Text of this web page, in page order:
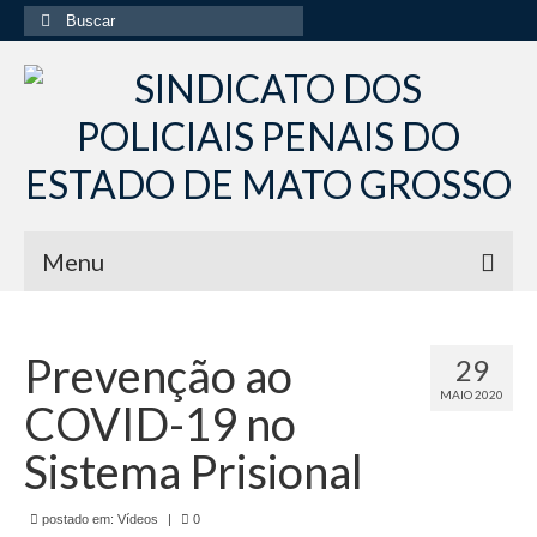
Buscar
por:
Menu
Institucional
Diretoria Sindsppen
Histórico do Sindsppen
Histórico do Sistema Penitenciário do Estado
29
MAIO 2020
Prevenção ao
COVID-19 no
Sistema Prisional
postado em: Vídeos | 0